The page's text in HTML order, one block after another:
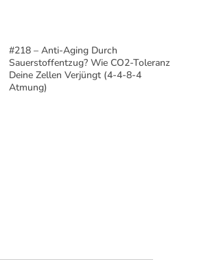
#218 – Anti-Aging Durch
Sauerstoffentzug? Wie CO2-Toleranz
Deine Zellen Verjüngt (4-4-8-4
Atmung)